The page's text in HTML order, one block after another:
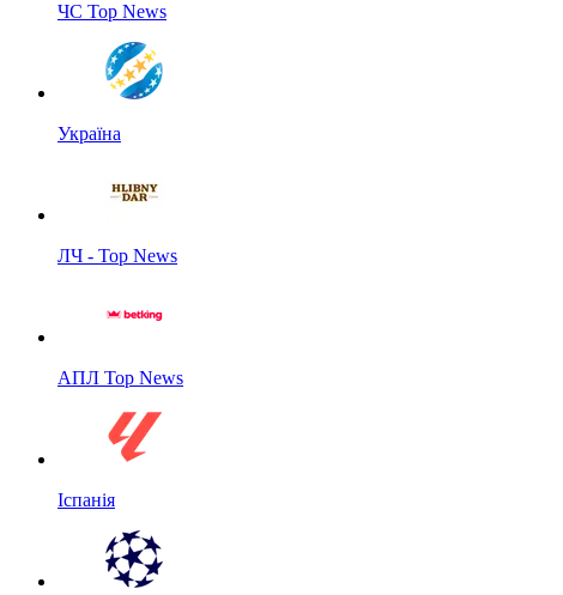
ЧС Top News
Україна
ЛЧ - Top News
АПЛ Top News
Іспанія